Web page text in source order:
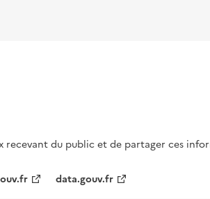
du public et de partager ces
data.gouv.fr